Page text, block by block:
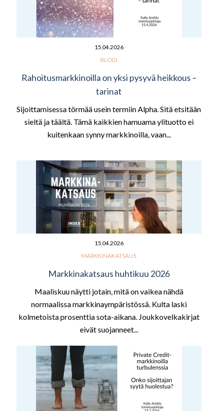
15.04.2026
BLOGI
Rahoitusmarkkinoilla on yksi pysyvä heikkous –
tarinat
Sijoittamisessa törmää usein termiin Alpha. Sitä etsitään
sieltä ja täältä. Tämä kaikkien hamuama ylituotto ei
kuitenkaan synny markkinoilla, vaan...
15.04.2026
MARKKINAKATSAUS
Markkinakatsaus huhtikuu 2026
Maaliskuu näytti jotain, mitä on vaikea nähdä
normaalissa markkinaympäristössä. Kulta laski
kolmetoista prosenttia sota-aikana. Joukkovelkakirjat
eivät suojanneet...